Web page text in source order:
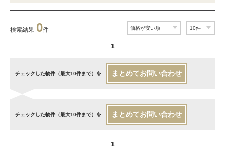
検索結果 0件
1
チェックした物件（最大10件まで）を まとめてお問い合わせ
チェックした物件（最大10件まで）を まとめてお問い合わせ
1